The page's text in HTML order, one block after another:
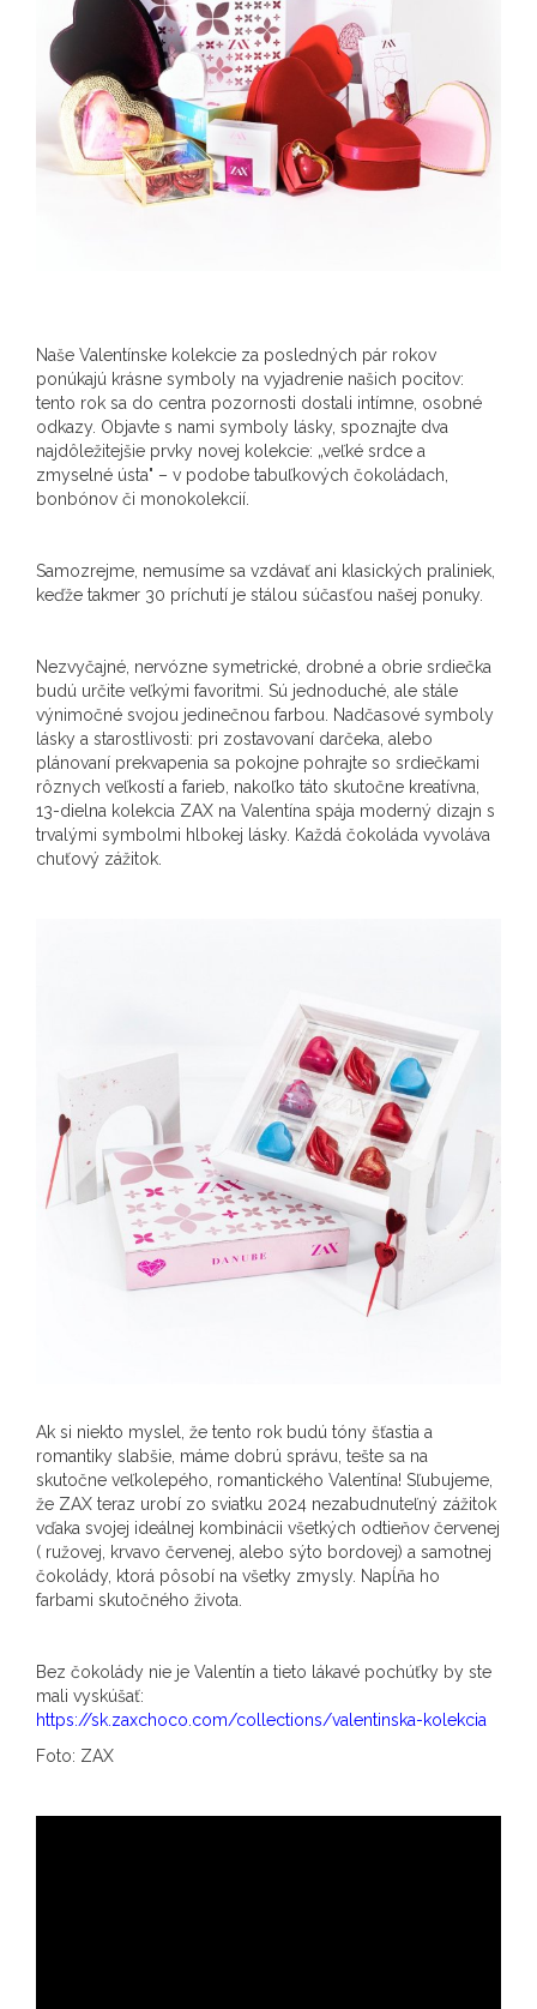
Naše Valentínske kolekcie za posledných pár rokov
ponúkajú krásne symboly na vyjadrenie našich pocitov:
tento rok sa do centra pozornosti dostali intímne, osobné
odkazy. Objavte s nami symboly lásky, spoznajte dva
najdôležitejšie prvky novej kolekcie: „veľké srdce a
zmyselné ústa" – v podobe tabuľkových čokoládach,
bonbónov či monokolekcií.
Samozrejme, nemusíme sa vzdávať ani klasických praliniek,
keďže takmer 30 príchutí je stálou súčasťou našej ponuky.
Nezvyčajné, nervózne symetrické, drobné a obrie srdiečka
budú určite veľkými favoritmi. Sú jednoduché, ale stále
výnimočné svojou jedinečnou farbou. Nadčasové symboly
lásky a starostlivosti: pri zostavovaní darčeka, alebo
plánovaní prekvapenia sa pokojne pohrajte so srdiečkami
rôznych veľkostí a farieb, nakoľko táto skutočne kreatívna,
13-dielna kolekcia ZAX na Valentína spája moderný dizajn s
trvalými symbolmi hlbokej lásky. Každá čokoláda vyvoláva
chuťový zážitok.
Ak si niekto myslel, že tento rok budú tóny šťastia a
romantiky slabšie, máme dobrú správu, tešte sa na
skutočne veľkolepého, romantického Valentína! Sľubujeme,
že ZAX teraz urobí zo sviatku 2024 nezabudnuteľný zážitok
vďaka svojej ideálnej kombinácii všetkých odtieňov červenej
( ružovej, krvavo červenej, alebo sýto bordovej) a samotnej
čokolády, ktorá pôsobí na všetky zmysly. Napĺňa ho
farbami skutočného života.
Bez čokolády nie je Valentín a tieto lákavé pochúťky by ste
mali vyskúšať:
https://sk.zaxchoco.com/collections/valentinska-kolekcia
Foto: ZAX